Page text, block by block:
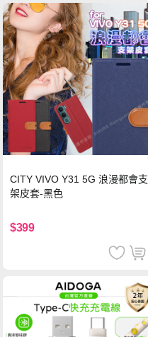
CITY VIVO Y31 5G 浪漫都會支
架皮套-黑色
$399